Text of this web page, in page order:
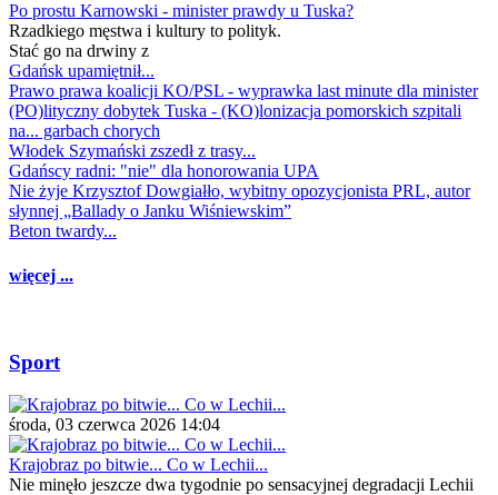
Po prostu Karnowski - minister prawdy u Tuska?
Rzadkiego męstwa i kultury to polityk.
Stać go na drwiny z
Gdańsk upamiętnił...
Prawo prawa koalicji KO/PSL - wyprawka last minute dla minister
(PO)lityczny dobytek Tuska - (KO)lonizacja pomorskich szpitali
na... garbach chorych
Włodek Szymański zszedł z trasy...
Gdańscy radni: "nie" dla honorowania UPA
Nie żyje Krzysztof Dowgiałło, wybitny opozycjonista PRL, autor
słynnej „Ballady o Janku Wiśniewskim”
Beton twardy...
więcej ...
Sport
środa, 03 czerwca 2026 14:04
Krajobraz po bitwie... Co w Lechii...
Nie minęło jeszcze dwa tygodnie po sensacyjnej degradacji Lechii